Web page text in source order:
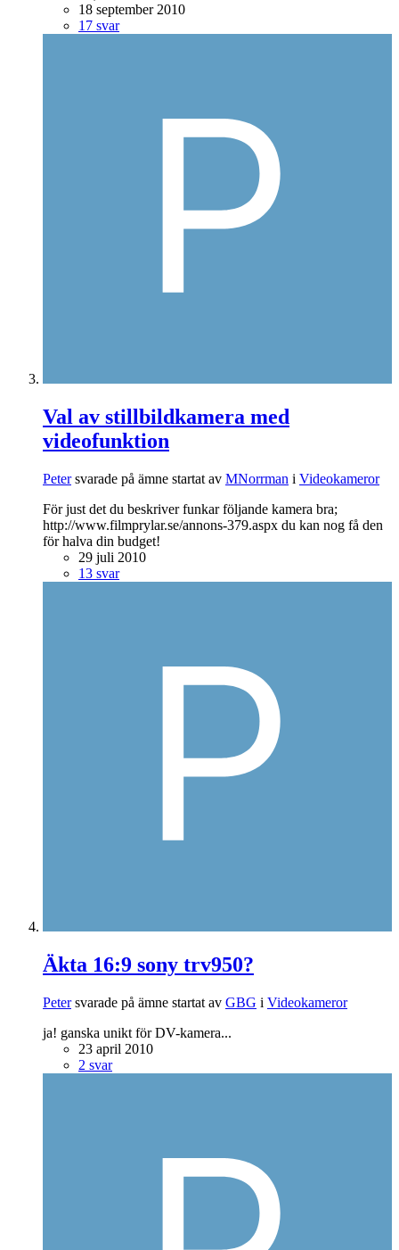
18 september 2010
17 svar
Val av stillbildkamera med
videofunktion
Petersvarade på ämne startat av MNorrman i Videokameror
För just det du beskriver funkar följande kamera bra;
http://www.filmprylar.se/annons-379.aspx du kan nog få den
för halva din budget!
29 juli 2010
13 svar
Äkta 16:9 sony trv950?
Petersvarade på ämne startat av GBG i Videokameror
ja! ganska unikt för DV-kamera...
23 april 2010
2 svar